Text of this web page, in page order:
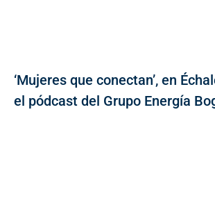
‘Mujeres que conectan’, en
el pódcast del Grupo Energía